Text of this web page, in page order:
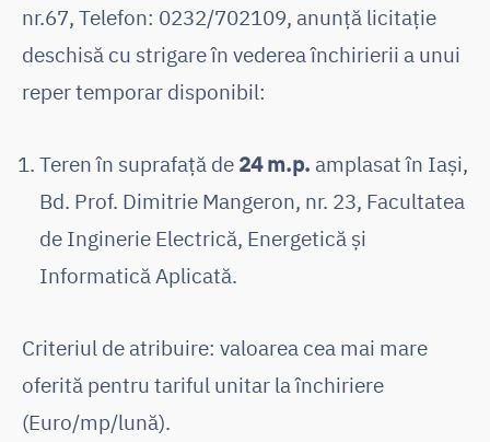
nr.67, Telefon: 0232/702109, anunţă licitaţie
deschisă cu strigare în vederea închirierii a unui
reper temporar disponibil:
Teren în suprafață de 24 m.p. amplasat în Iași,
Bd. Prof. Dimitrie Mangeron, nr. 23, Facultatea
de Inginerie Electrică, Energetică și
Informatică Aplicată.
Criteriul de atribuire: valoarea cea mai mare
oferită pentru tariful unitar la închiriere
(Euro/mp/lună).